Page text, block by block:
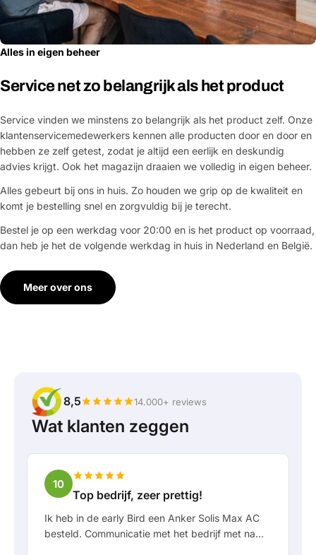
Alles in eigen beheer
Service net zo belangrijk als het product
Service vinden we minstens zo belangrijk als het product zelf. Onze
klantenservicemedewerkers kennen alle producten door en door en
hebben ze zelf getest, zodat je altijd een eerlijk en deskundig
advies krijgt. Ook het magazijn draaien we volledig in eigen beheer.
Alles gebeurt bij ons in huis. Zo houden we grip op de kwaliteit en
komt je bestelling snel en zorgvuldig bij je terecht.
Bestel je op een werkdag voor 20:00 en is het product op voorraad,
dan heb je het de volgende werkdag in huis in Nederland en België.
Meer over ons
8,5 14.000+ reviews
Wat klanten zeggen
10
Top bedrijf, zeer prettig!
Ik heb in de early Bird een Anker Solis Max AC
besteld. Communicatie met het bedrijf met name